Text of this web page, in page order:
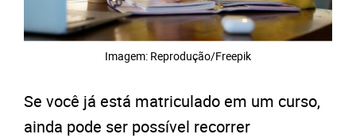
Imagem: Reprodução/Freepik
Se você já está matriculado em um curso,
ainda pode ser possível recorrer